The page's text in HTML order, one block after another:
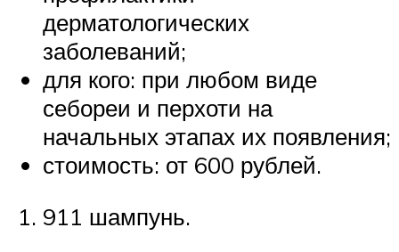
дерматологических
заболеваний;
для кого: при любом виде
себореи и перхоти на
начальных этапах их появления;
стоимость: от 600 рублей.
911 шампунь.